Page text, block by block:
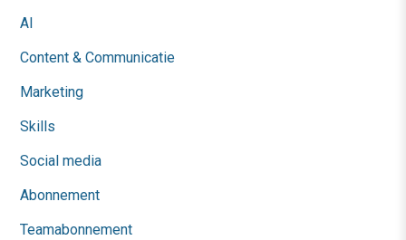
AI
Content & Communicatie
Marketing
Skills
Social media
Abonnement
Teamabonnement